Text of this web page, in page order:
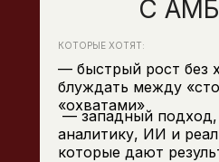
С
КОТОРЫЕ ХОТЯТ:
— быстрый рост без
блуждать между
«охватами»
— западный
аналитику, ИИ и
которые дают